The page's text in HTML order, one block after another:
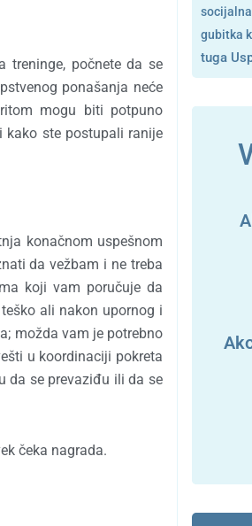
treninge, počnete da se
ponašanja neće
mogu biti potpuno
kako ste postupali ranije
konačnom uspešnom
da vežbam i ne treba
koji vam poručuje da
ali nakon upornog i
možda vam je potrebno
u koordinaciji pokreta
da se prevaziđu ili da se
čeka nagrada.
gubitka
tuga